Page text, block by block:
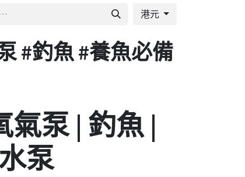
港元
#釣魚 #養魚必備
氣泵 | 釣魚 |
泵